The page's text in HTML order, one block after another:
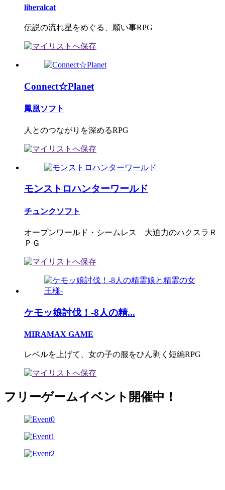
liberalcat
伝説の流れ星をめぐる、願い事RPG
Connect☆Planet
鳳凰ソフト
人とのつながりを深めるRPG
モンストロハンターワールド
チュンクソフト
オープンワールド・シームレス 大迫力のハクスラＲ
ＰＧ
ケモッ娘討伐！-8人の精...
MIRAMAX GAME
レベルを上げて、女の子の服をひん剥く短編RPG
フリーゲームイベント開催中！